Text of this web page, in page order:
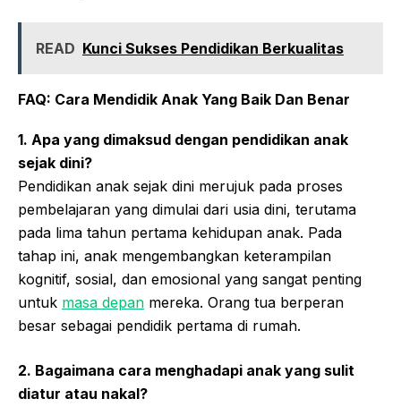
READ Kunci Sukses Pendidikan Berkualitas
FAQ: Cara Mendidik Anak Yang Baik Dan Benar
1. Apa yang dimaksud dengan pendidikan anak
sejak dini?
Pendidikan anak sejak dini merujuk pada proses
pembelajaran yang dimulai dari usia dini, terutama
pada lima tahun pertama kehidupan anak. Pada
tahap ini, anak mengembangkan keterampilan
kognitif, sosial, dan emosional yang sangat penting
untuk masa depan mereka. Orang tua berperan
besar sebagai pendidik pertama di rumah.
2. Bagaimana cara menghadapi anak yang sulit
diatur atau nakal?